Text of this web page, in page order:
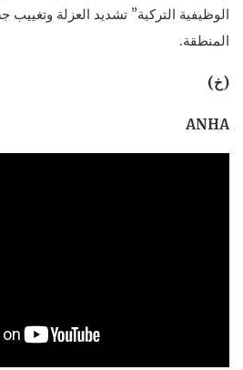
الوظيفية التركية” تشديد العزلة
المنطقة.
(خ)
ANHA